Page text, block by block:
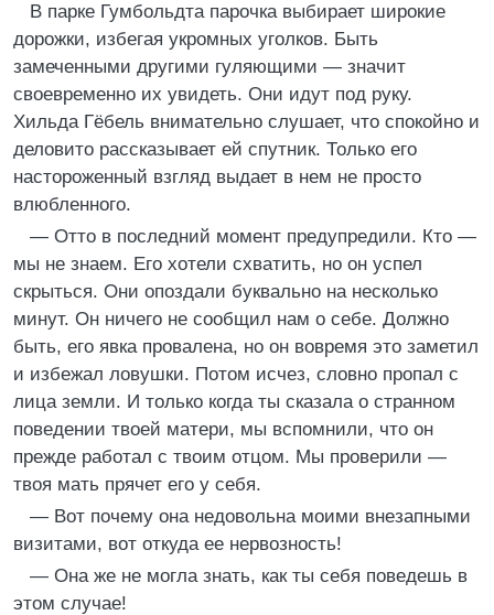
В парке Гумбольдта парочка выбирает широкие
дорожки, избегая укромных уголков. Быть
замеченными другими гуляющими — значит
своевременно их увидеть. Они идут под руку.
Хильда Гёбель внимательно слушает, что спокойно и
деловито рассказывает ей спутник. Только его
настороженный взгляд выдает в нем не просто
влюбленного.
— Отто в последний момент предупредили. Кто —
мы не знаем. Его хотели схватить, но он успел
скрыться. Они опоздали буквально на несколько
минут. Он ничего не сообщил нам о себе. Должно
быть, его явка провалена, но он вовремя это заметил
и избежал ловушки. Потом исчез, словно пропал с
лица земли. И только когда ты сказала о странном
поведении твоей матери, мы вспомнили, что он
прежде работал с твоим отцом. Мы проверили —
твоя мать прячет его у себя.
— Вот почему она недовольна моими внезапными
визитами, вот откуда ее нервозность!
— Она же не могла знать, как ты себя поведешь в
этом случае!